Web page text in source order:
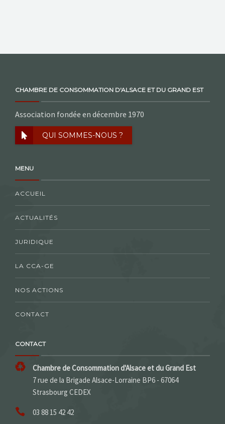
CHAMBRE DE CONSOMMATION D'ALSACE ET DU GRAND EST
Association fondée en décembre 1970
QUI SOMMES-NOUS ?
MENU
ACCUEIL
ACTUALITÉS
JURIDIQUE
LA CCA-GE
NOS ACTIONS
CONTACT
CONTACT
Chambre de Consommation d'Alsace et du Grand Est
7 rue de la Brigade Alsace-Lorraine BP6 - 67064
Strasbourg CEDEX
03 88 15 42 42